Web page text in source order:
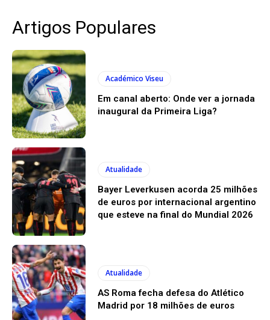
Artigos Populares
Académico Viseu
Em canal aberto: Onde ver a jornada
inaugural da Primeira Liga?
Atualidade
Bayer Leverkusen acorda 25 milhões
de euros por internacional argentino
que esteve na final do Mundial 2026
Atualidade
AS Roma fecha defesa do Atlético
Madrid por 18 milhões de euros